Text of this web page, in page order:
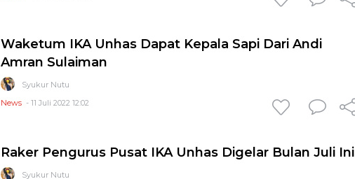
Waketum IKA Unhas Dapat Kepala Sapi Dari Andi
Amran Sulaiman
Syukur Nutu
News - 11 Juli 2022 12:02
Raker Pengurus Pusat IKA Unhas Digelar Bulan Juli Ini
Syukur Nutu